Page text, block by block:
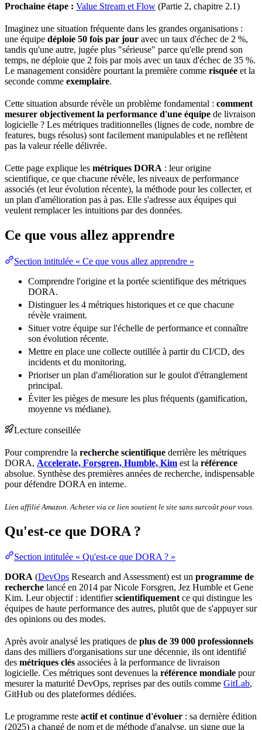
Prochaine étape : Value Stream et Flow (Partie 2, chapitre 2.1)
Imaginez une situation fréquente dans les grandes organisations :
une équipe déploie 50 fois par jour avec un taux d'échec de 2 %,
tandis qu'une autre, jugée plus "sérieuse" parce qu'elle prend son
temps, ne déploie que 2 fois par mois avec un taux d'échec de 35 %.
Le management considère pourtant la première comme risquée et la
seconde comme exemplaire.
Cette situation absurde révèle un problème fondamental : comment
mesurer objectivement la performance d'une équipe de livraison
logicielle ? Les métriques traditionnelles (lignes de code, nombre de
features, bugs résolus) sont facilement manipulables et ne reflètent
pas la valeurréelle délivrée.
Cette page explique les métriques DORA : leurorigine
scientifique, ce que chacune révèle, les niveaux de performance
associés (et leur évolution récente), la méthode pour les collecter, et
un plan d'amélioration pas à pas. Elle s'adresse aux équipes qui
veulent remplacer les intuitions par des données.
Ce que vous allez apprendre
Section intitulée « Ce que vous allez apprendre »
Comprendre l'origine et la portée scientifique des métriques
DORA.
Distinguer les 4 métriques historiques et ce que chacune
révèle vraiment.
Situer votre équipe sur l'échelle de performance et connaître
son évolution récente.
Mettre en place une collecte outillée à partir du CI/CD, des
incidents et du monitoring.
Prioriser un plan d'amélioration sur le goulot d'étranglement
principal.
Éviter les pièges de mesure les plus fréquents (gamification,
moyenne vs médiane).
Lecture conseillée
Pour comprendre la recherche scientifique derrière les métriques
DORA, Accelerate, Forsgren, Humble, Kim est la référence
absolue. Synthèse des premières années de recherche, indispensable
pour défendre DORA en interne.
Lien affilié Amazon. Acheter via ce lien soutient le site sans surcoût pour vous.
Qu'est-ce que DORA ?
Section intitulée « Qu'est-ce que DORA ? »
DORA (DevOps Research and Assessment) est un programme de
recherche lancé en 2014 par Nicole Forsgren, Jez Humble et Gene
Kim. Leur objectif : identifierscientifiquementce qui distingue les
équipes de haute performance des autres, plutôt que de s'appuyer sur
des opinions ou des modes.
Après avoir analysé les pratiques de plus de 39 000 professionnels
dans des milliers d'organisations sur une décennie, ils ont identifié
des métriques clés associées à la performance de livraison
logicielle. Ces métriques sont devenues la référence mondiale pour
mesurer la maturité DevOps, reprises par des outils comme GitLab,
GitHub ou des plateformes dédiées.
Le programme reste actif et continue d'évoluer : sa dernière édition
(2025) a changé de nom et de méthode d'analyse, un signe que la